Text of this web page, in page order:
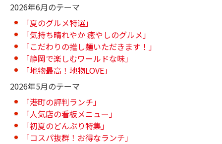
2026年6月のテーマ
「夏のグルメ特選」
「気持ち晴れやか 癒やしのグルメ」
「こだわりの推し麺いただきます！」
「静岡で楽しむワールドな味」
「地物最高！地物LOVE」
2026年5月のテーマ
「港町の評判ランチ」
「人気店の看板メニュー」
「初夏のどんぶり特集」
「コスパ抜群！お得なランチ」